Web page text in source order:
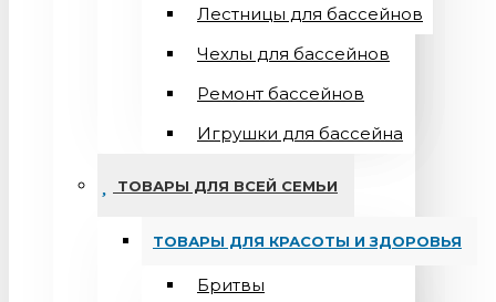
Лестницы для бассейнов
Чехлы для бассейнов
Ремонт бассейнов
Игрушки для бассейна
ТОВАРЫ ДЛЯ ВСЕЙ СЕМЬИ
ТОВАРЫ ДЛЯ КРАСОТЫ И ЗДОРОВЬЯ
Бритвы